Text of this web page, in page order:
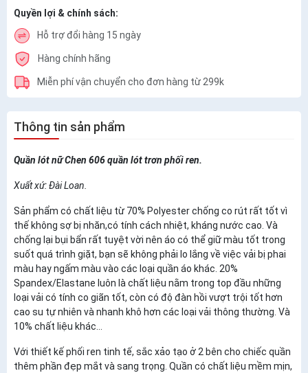
Quyền lợi & chính sách:
Hỗ trợ đổi hàng 15 ngày
Hàng chính hãng
Miễn phí vận chuyển cho đơn hàng từ 299k
Thông tin sản phẩm
Quần lót nữ Chen 606 quần lót trơn phối ren.
Xuất xứ: Đài Loan.
Sản phẩm có chất liệu từ 70% Polyester chống co rút rất tốt vì
thế không sợ bị nhăn,có tính cách nhiệt, kháng nước cao. Và
chống lại bụi bẩn rất tuyệt vời nên áo có thể giữ màu tốt trong
suốt quá trình giặt, bạn sẽ không phải lo lắng về việc vải bị phai
màu hay ngấm màu vào các loại quần áo khác. 20%
Spandex/Elastane luôn là chất liệu nằm trong top đầu những
loại vải có tính co giãn tốt, còn có độ đàn hồi vượt trội tốt hơn
cao su tự nhiên và nhanh khô hơn các loại vải thông thường. Và
10% chất liệu khác...
Với thiết kế phối ren tinh tế, sắc xảo tạo ở 2 bên cho chiếc quần
thêm phần đẹp mắt và sang trọng. Quần có chất liệu mềm mịn,